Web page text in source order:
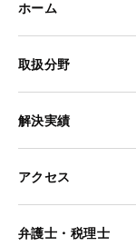
ホーム
取扱分野
解決実績
アクセス
弁護士・税理士